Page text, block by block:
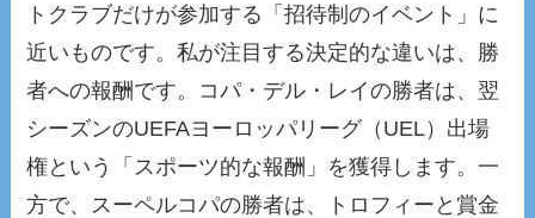
トクラブだけが参加する「招待制のイベント」に
近いものです。私が注目する決定的な違いは、勝
者への報酬です。コパ・デル・レイの勝者は、翌
シーズンのUEFAヨーロッパリーグ（UEL）出場
権という「スポーツ的な報酬」を獲得します。一
方で、スーペルコパの勝者は、トロフィーと賞金